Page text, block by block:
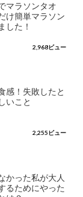
マラソンタオ
け簡単マラソン
した！
2,968ビュー
感！失敗したと
いこと
2,255ビュー
かった私が大人
るためにやった